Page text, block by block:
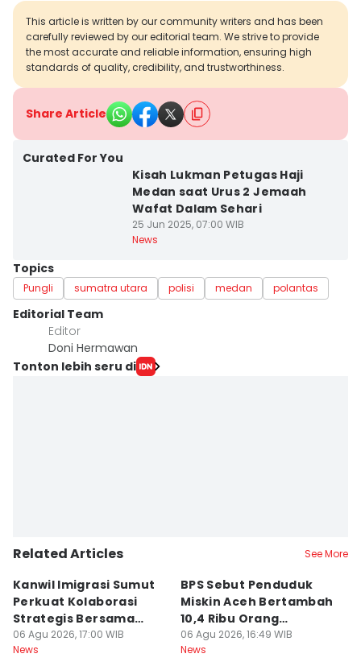
This article is written by our community writers and has been
carefully reviewed by our editorial team. We strive to provide
the most accurate and reliable information, ensuring high
standards of quality, credibility, and trustworthiness.
Share Article
Curated For You
Kisah Lukman Petugas Haji
Medan saat Urus 2 Jemaah
Wafat Dalam Sehari
25 Jun 2025, 07:00 WIB
News
Topics
Pungli sumatra utara polisi medan polantas
Editorial Team
Editor
Doni Hermawan
Tonton lebih seru di
Related Articles See More
Kanwil Imigrasi Sumut
Perkuat Kolaborasi
Strategis Bersama
BP3MI
06 Agu 2026, 17:00 WIB
News
BPS Sebut Penduduk
Miskin Aceh Bertambah
10,4 Ribu Orang
Pascabencana
06 Agu 2026, 16:49 WIB
News